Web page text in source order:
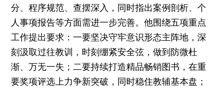
分、程序规范、查摆深入，同时指出案例剖析、个
人事项报告等方面需进一步完善。他围绕五项重点
工作提出要求：一要坚决守牢意识形态主阵地，深
刻汲取过往教训，时刻绷紧安全弦，做到防微杜
渐、万无一失；二要持续打造精品畅销图书，在重
要奖项评选上力争新突破，同时稳住教辅基本盘；